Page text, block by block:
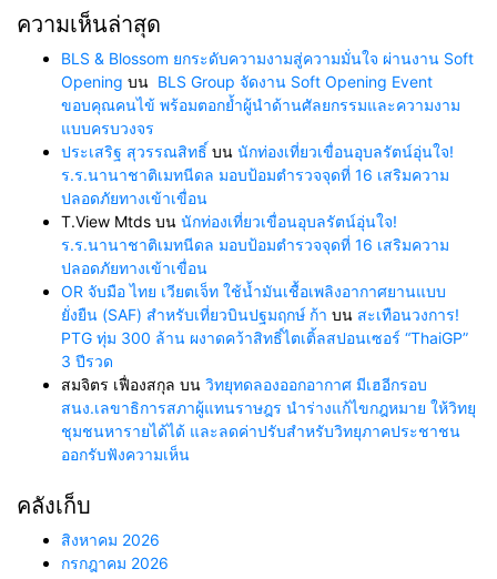
ความเห็นล่าสุด
BLS & Blossom ยกระดับความงามสู่ความมั่นใจ ผ่านงาน Soft
Opening บน BLS Group จัดงาน Soft Opening Event
ขอบคุณคนไข้ พร้อมตอกย้ำผู้นำด้านศัลยกรรมและความงาม
แบบครบวงจร
ประเสริฐ สุวรรณสิทธิ์ บน นักท่องเที่ยวเขื่อนอุบลรัตน์อุ่นใจ!
ร.ร.นานาชาติเมทนีดล มอบป้อมตำรวจจุดที่ 16 เสริมความ
ปลอดภัยทางเข้าเขื่อน
T.View Mtds บน นักท่องเที่ยวเขื่อนอุบลรัตน์อุ่นใจ!
ร.ร.นานาชาติเมทนีดล มอบป้อมตำรวจจุดที่ 16 เสริมความ
ปลอดภัยทางเข้าเขื่อน
OR จับมือ ไทย เวียตเจ็ท ใช้น้ำมันเชื้อเพลิงอากาศยานแบบ
ยั่งยืน (SAF) สำหรับเที่ยวบินปฐมฤกษ์ ก้า บน สะเทือนวงการ!
PTG ทุ่ม 300 ล้าน ผงาดคว้าสิทธิ์ไตเติ้ลสปอนเซอร์ “ThaiGP”
3 ปีรวด
สมจิตร เฟื่องสกุล บน วิทยุทดลองออกอากาศ มีเฮอีกรอบ
สนง.เลขาธิการสภาผู้แทนราษฎร นำร่างแก้ไขกฎหมาย ให้วิทยุ
ชุมชนหารายได้ได้ และลดค่าปรับสำหรับวิทยุภาคประชาชน
ออกรับฟังความเห็น
คลังเก็บ
สิงหาคม 2026
กรกฎาคม 2026